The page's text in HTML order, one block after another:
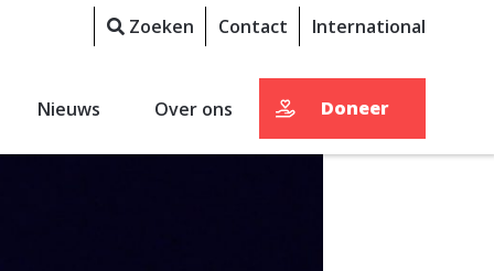
Zoeken Contact International
Nieuws Over ons Doneer